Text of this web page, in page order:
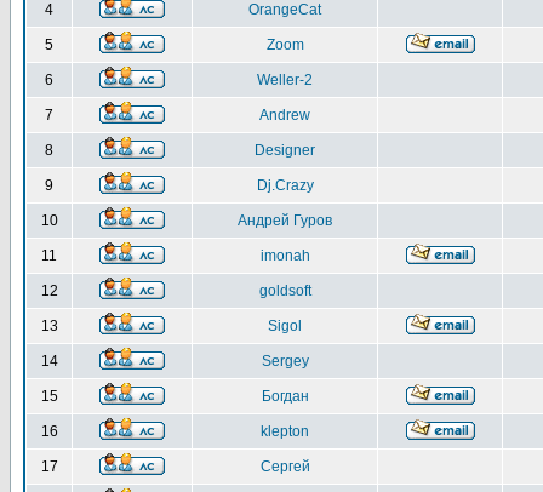
4 OrangeCat
5 Zoom
6 Weller-2
7 Andrew
8 Designer
9 Dj.Crazy
10 Андрей Гуров
11 imonah
12 goldsoft
13 Sigol
14 Sergey
15 Богдан
16 klepton
17 Сергей